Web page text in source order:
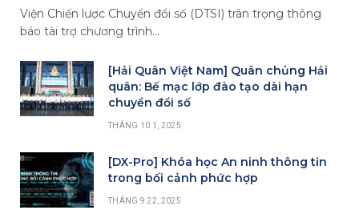
Viện Chiến lược Chuyển đổi số (DTSI) trân trọng thông
báo tài trợ chương trình…
[Hải Quân Việt Nam] Quân chủng Hải
quân: Bế mạc lớp đào tạo dài hạn
chuyển đổi số
THÁNG 10 1, 2025
[DX-Pro] Khóa học An ninh thông tin
trong bối cảnh phức hợp
THÁNG 9 22, 2025